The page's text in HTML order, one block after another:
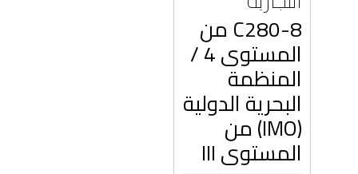
C280-8 من
المستوى 4 /
المنظمة
البحرية الدولية
(IMO) من
المستوى III